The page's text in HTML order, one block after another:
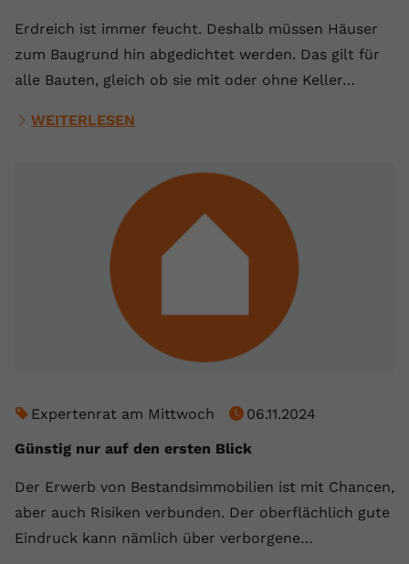
Erdreich ist immer feucht. Deshalb müssen Häuser
zum Baugrund hin abgedichtet werden. Das gilt für
alle Bauten, gleich ob sie mit oder ohne Keller…
WEITERLESEN
Expertenrat am Mittwoch
06.11.2024
Günstig nur auf den ersten Blick
Der Erwerb von Bestandsimmobilien ist mit Chancen,
aber auch Risiken verbunden. Der oberflächlich gute
Eindruck kann nämlich über verborgene…